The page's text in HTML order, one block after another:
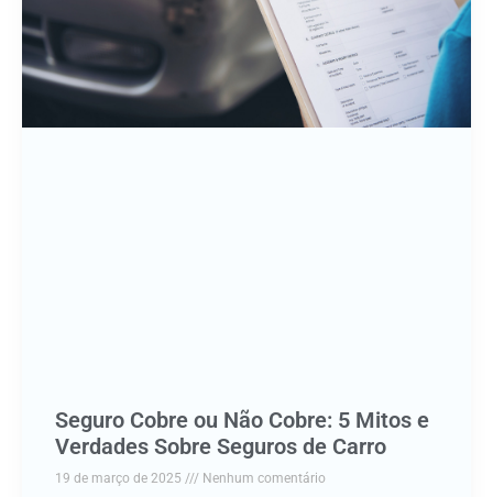
Seguro Cobre ou Não Cobre: 5 Mitos e
Verdades Sobre Seguros de Carro
19 de março de 2025 Nenhum comentário